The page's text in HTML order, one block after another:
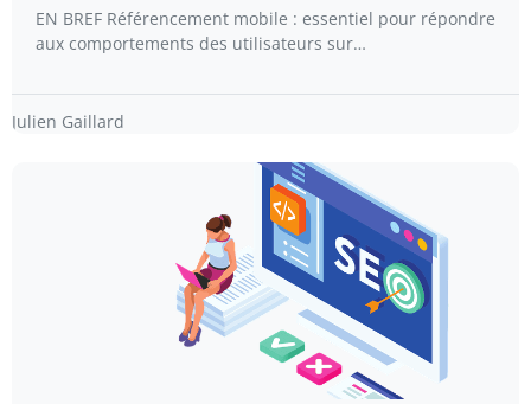
EN BREF Référencement mobile : essentiel pour répondre
aux comportements des utilisateurs sur…
Julien Gaillard